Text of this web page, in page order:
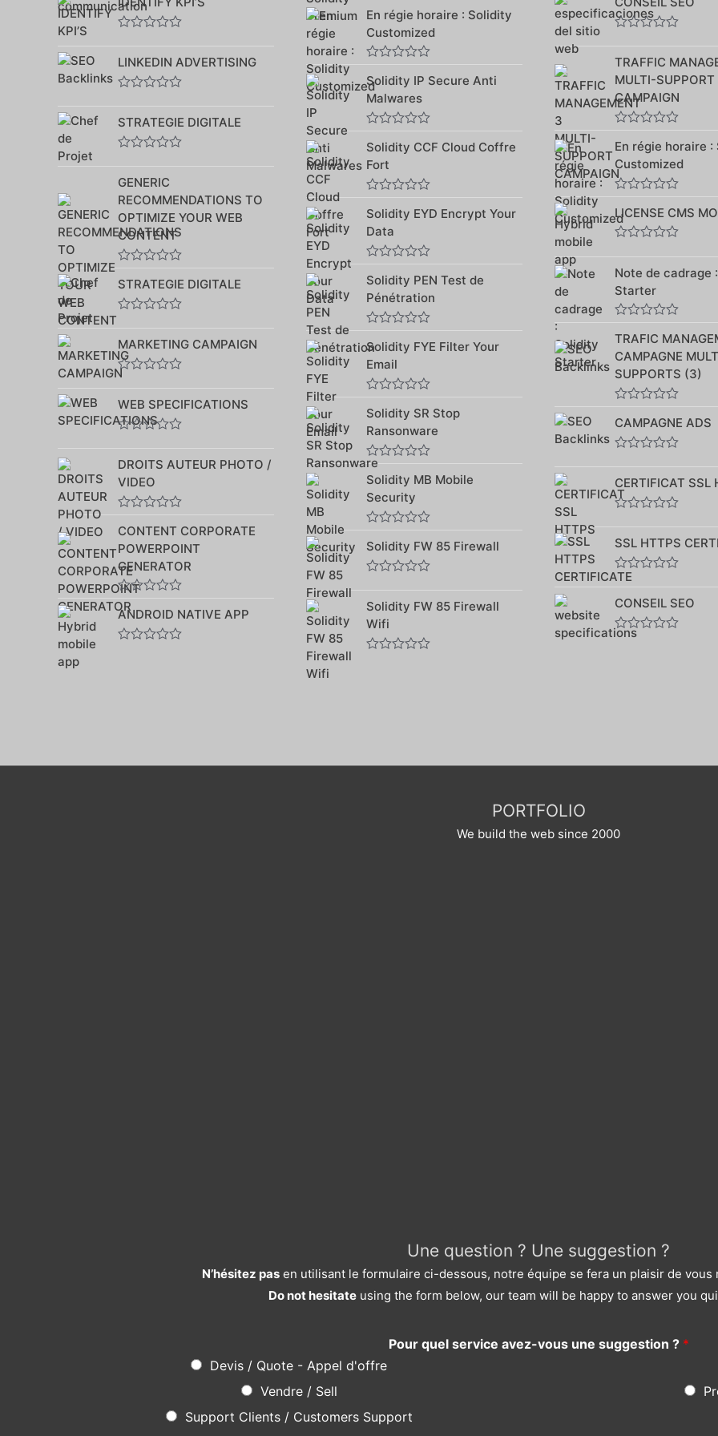
sur
5
sur
5
LINKEDIN ADVERTISING
sur
5
STRATEGIE DIGITALE
sur
5
GENERIC
RECOMMENDATIONS TO
OPTIMIZE YOUR WEB
CONTENT
0
sur
5
STRATEGIE DIGITALE
sur
5
MARKETING CAMPAIGN
Note
sur
5
WEB SPECIFICATIONS
sur
5
DROITS AUTEUR PHOTO /
VIDEO
0
sur
5
CONTENT CORPORATE
POWERPOINT
GENERATOR
Note
0
sur
5
ANDROID NATIVE APP
0
sur
5
En régie horaire : Solidity
Customized
0
sur
5
Solidity IP Secure Anti
Malwares
0
sur
5
Solidity CCF Cloud Coffre
Fort
0
sur
5
Solidity EYD Encrypt Your
Data
0
sur
5
Solidity PEN Test de
Pénétration
0
sur
5
Solidity FYE Filter Your
Email
0
sur
5
Solidity SR Stop
Ransonware
Note
0
sur
5
Solidity MB Mobile
Security
0
sur
5
Solidity FW 85 Firewall
sur
5
Solidity FW 85 Firewall
Wifi
sur
5
sur
5
TRAFFIC
MULTI-SUPPORT
CAMPAIGN
0
sur
5
En régie horaire :
Customized
0
sur
5
LICENSE CMS
sur
5
Note de cadrage
Starter
0
sur
5
TRAFIC
CAMPAGNE
SUPPORTS (3)
0
sur
5
CAMPAGNE ADS
sur
5
CERTIFICAT SSL
sur
5
SSL HTTPS
Note
sur
5
CONSEIL SEO
Note
PORTFOLIO
We build the web since 2000
Une question ? Une suggestion ?
N’hésitez pas en utilisant le formulaire ci-dessous, notre équipe se fera un plaisir de vous
Do not hesitate using the form below, our team will be happy to answer you
Pour quel service avez-vous une suggestion ? *
Devis / Quote - Appel d'offre
Vendre / Sell
Support Clients / Customers Support